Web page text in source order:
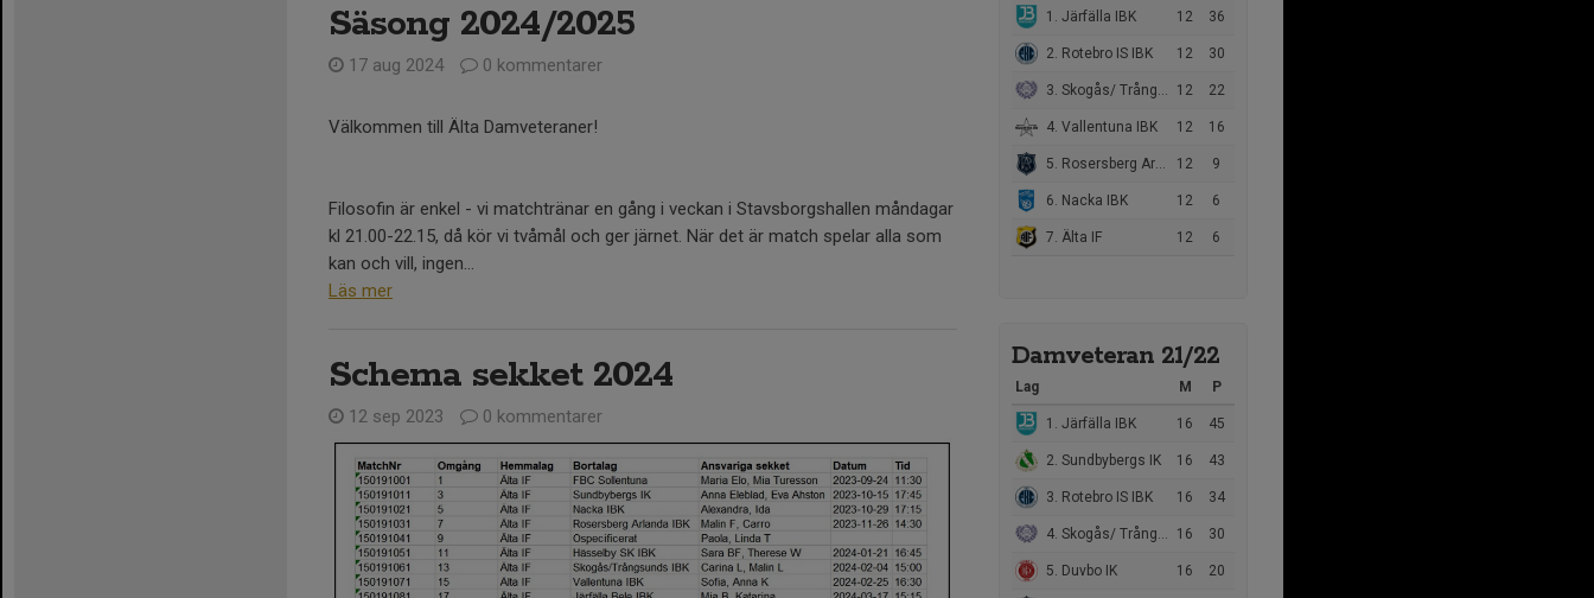
1. Järfälla IBK 12 36
2. Rotebro IS IBK 12 30
3. Skogås/ Trångsunds IBK 12 22
4. Vallentuna IBK 12 16
5. Rosersberg Arlanda IBK 12 9
6. Nacka IBK 12 6
7. Älta IF 12 6
Damveteran 21/22
Lag M P
1. Järfälla IBK 16 45
2. Sundbybergs IK 16 43
3. Rotebro IS IBK 16 34
4. Skogås/ Trångsunds IBK 16 30
5. Duvbo IK 16 20
Säsong 2024/2025
17 aug 2024 0 kommentarer
Välkommen till Älta Damveteraner!
Filosofin är enkel - vi matchtränar en gång i veckan i Stavsborgshallen måndagar
kl 21.00-22.15, då kör vi tvåmål och ger järnet. När det är match spelar alla som
kan och vill, ingen...
Läs mer
Schema sekket 2024
12 sep 2023 0 kommentarer